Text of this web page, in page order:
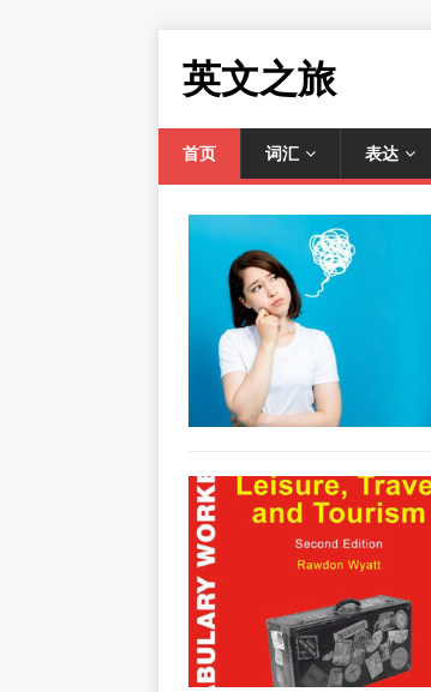
英文之旅
首页 词汇 表达